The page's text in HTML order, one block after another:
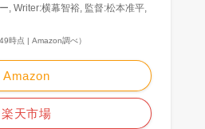
, Writer:横幕智裕, 監督:松本准平,
時点 | Amazon調べ）
Amazon
楽天市場